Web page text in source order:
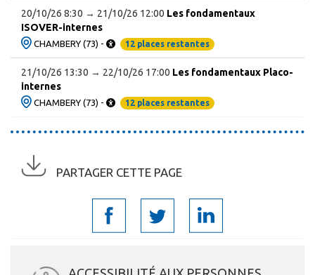
20/10/26 8:30 → 21/10/26 12:00 Les fondamentaux
ISOVER-internes
CHAMBERY (73) - 12 places restantes
21/10/26 13:30 → 22/10/26 17:00 Les fondamentaux Placo-
internes
CHAMBERY (73) - 12 places restantes
PARTAGER CETTE PAGE